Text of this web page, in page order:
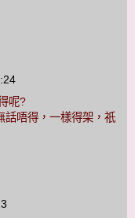
呢?
話唔得，一樣得架，祇